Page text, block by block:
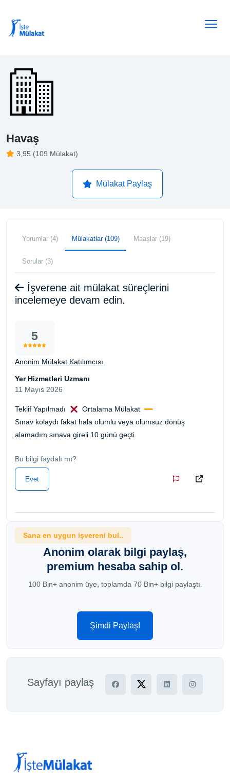
Havaş
3,95 (109 Mülakat)
Mülakat Paylaş
Yorumlar (4) Mülakatlar (109) Maaşlar (19)
Sorular (3)
İşverene ait mülakat süreçlerini
incelemeye devam edin.
5
Anonim Mülakat Katılımcısı
Yer Hizmetleri Uzmanı
11 Mayıs 2026
Teklif Yapılmadı
Ortalama Mülakat
Sınav kolaydı fakat hala olumlu veya olumsuz dönüş
alamadım sınava gireli 10 günü geçti
Bu bilgi faydalı mı?
Evet
Sana en uygun işvereni bul..
Anonim olarak bilgi paylaş,
premium hesaba sahip ol.
100 Bin+ anonim üye, toplamda 70 Bin+ bilgi paylaştı.
Şimdi Paylaş!
Sayfayı paylaş